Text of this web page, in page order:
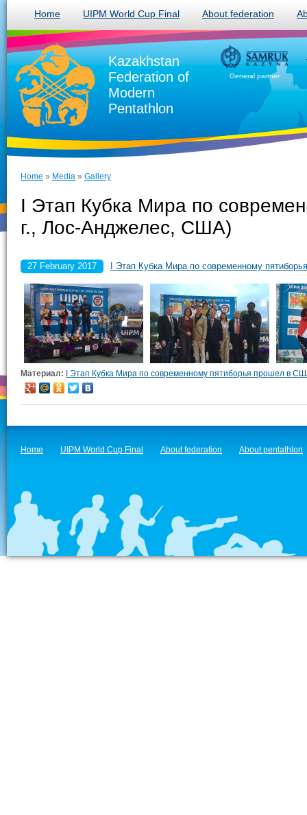
Home UIPM World Cup Final About federation
Kazakhstan
Federation of
Modern
Pentathlon
General partner
Home » Media » Gallery
I Этап Кубка Мира по
г., Лос-Анджелес, США)
27 February 2017 I Этап Кубка Мира по современному
Материал: I Этап Кубка Мира по современному пятиборья прошел в
Home UIPM World Cup Final About federation About pentathlon